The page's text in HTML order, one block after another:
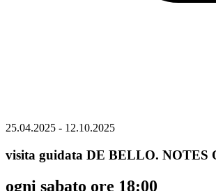
25.04.2025 - 12.10.2025
visita guidata DE BELLO. NOTES
ogni sabato ore 18:00